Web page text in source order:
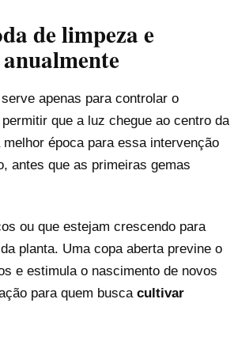
de limpeza e
apenas para controlar o
que a luz chegue ao centro da
época para essa intervenção
antes que as primeiras gemas
ou que estejam crescendo para
planta. Uma copa aberta previne o
e estimula o nascimento de novos
para quem busca cultivar